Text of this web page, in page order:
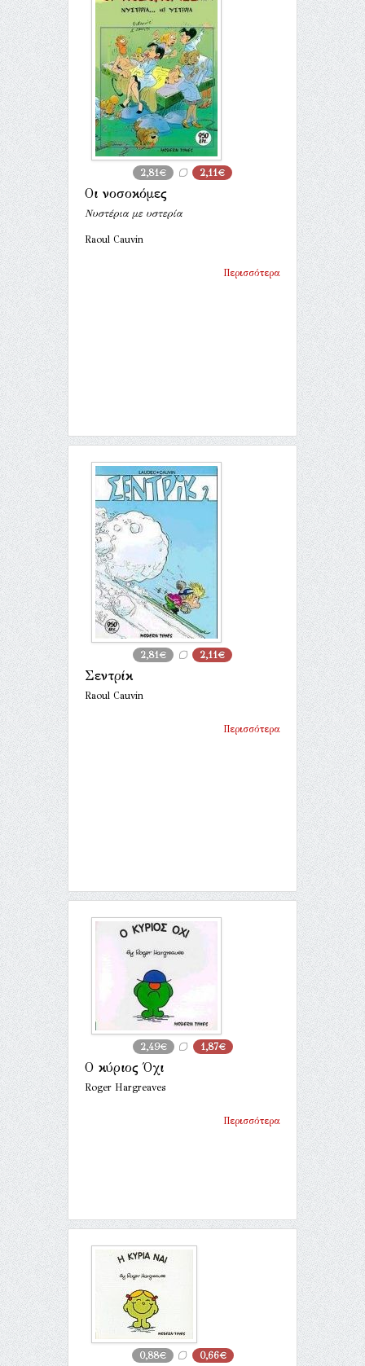
2,81€ 2,11€
Οι νοσοκόμες
Νυστέρια με υστερία
Raoul Cauvin
Περισσότερα
2,81€ 2,11€
Σεντρίκ
Raoul Cauvin
Περισσότερα
2,49€ 1,87€
Ο κύριος Όχι
Roger Hargreaves
Περισσότερα
0,88€ 0,66€